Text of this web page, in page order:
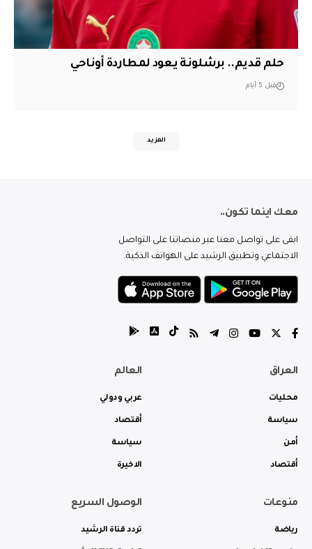
حلم قديم.. برشلونة يعود لمطاردة أوناحي
قبل 5 أيام
المزيد
معك اينما تكون..
ابقى على تواصل معنا عبر منصاتنا على التواصل
الاجتماعي وتطبيق الرشيد على الهواتف الذكية.
العراق
محليات
سياسة
أمن
أقتصاد
العالم
عربي ودولي
أقتصاد
سياسة
الاخيرة
منوعات
رياضة
الوصول السريع
تردد قناة الرشيد